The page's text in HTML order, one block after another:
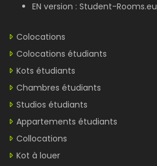
EN version : Student-Rooms.eu
Colocations
Colocations étudiants
Kots étudiants
Chambres étudiants
Studios étudiants
Appartements étudiants
Collocations
Kot à louer